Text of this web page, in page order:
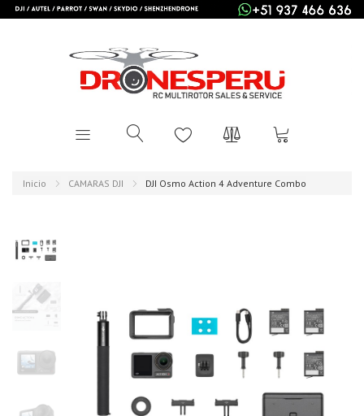
Inicio CAMARAS DJI DJI Osmo Action 4 Adventure Combo